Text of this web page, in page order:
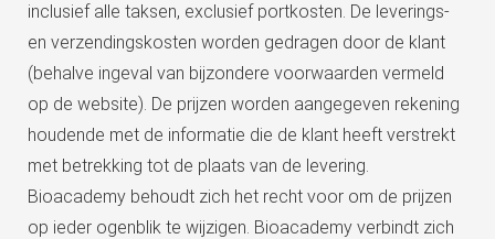
inclusief alle taksen, exclusief portkosten. De leverings-
en verzendingskosten worden gedragen door de klant
(behalve ingeval van bijzondere voorwaarden vermeld
op de website). De prijzen worden aangegeven rekening
houdende met de informatie die de klant heeft verstrekt
met betrekking tot de plaats van de levering.
Bioacademy behoudt zich het recht voor om de prijzen
op ieder ogenblik te wijzigen. Bioacademy verbindt zich